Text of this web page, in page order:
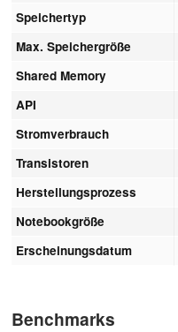
Speichertyp
Max. Speichergröße
Shared Memory
API
Stromverbrauch
Transistoren
Herstellungsprozess
Notebookgröße
Erscheinungsdatum
Benchmarks